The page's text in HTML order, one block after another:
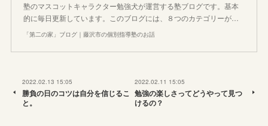
塾のマスコットキャラクター勉強犬が運営する塾ブログです。基本
的に毎日更新しています。このブログには、８つのカテゴリーが…
「第二の家」ブログ｜藤沢市の個別指導塾のお話
2022.02.13 15:05
勝負の日のコツは自分を信じるこ
と。
2022.02.11 15:05
勉強の楽しさってどうやって見つ
けるの？